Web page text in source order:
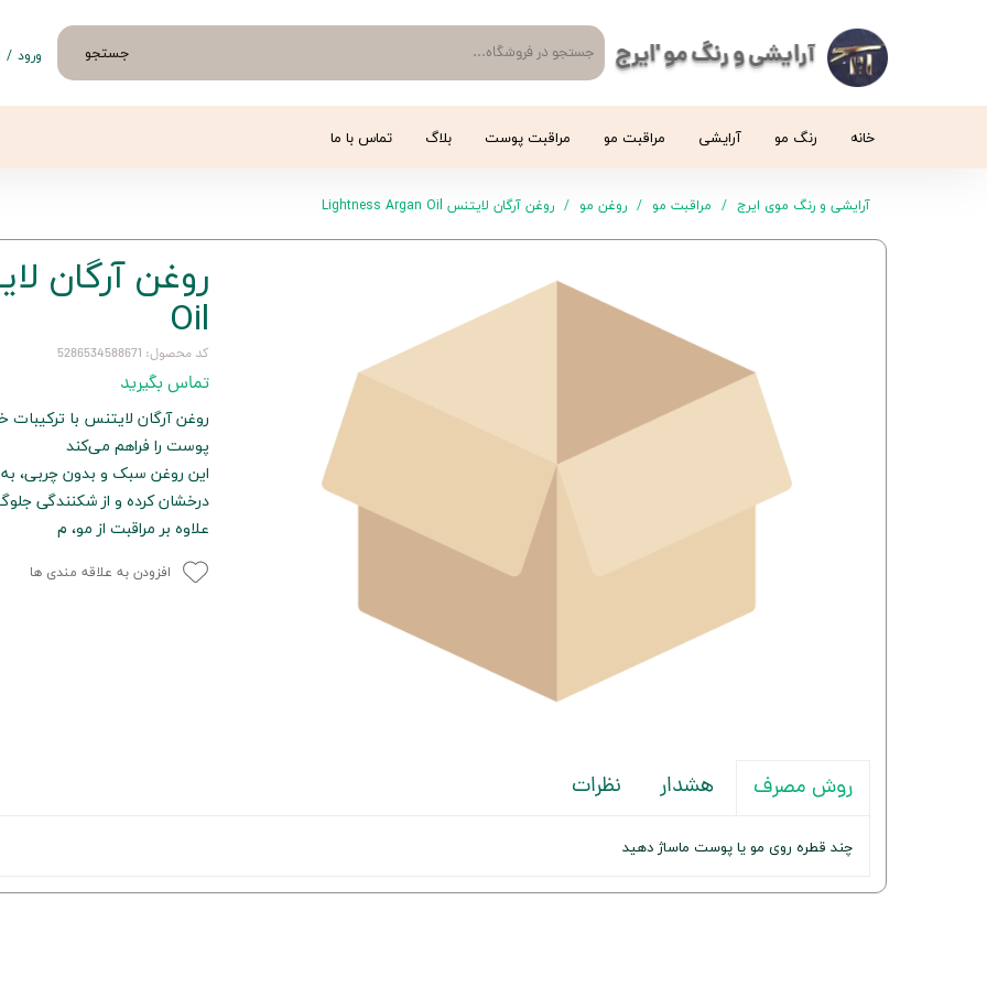
آرایشی و رنگ مو 'ایرج جستجو ورود /
خانه رنگ مو آرایشی مراقبت مو مراقبت پوست بلاگ تماس با ما
آرایشی و رنگ موی ایرج مراقبت مو روغن مو روغن آرگان لایتنس Lightness Argan Oil
Oil
کد محصول: 5286534588671
تماس بگیرید
پوست را فراهم می‌کند
این روغن سبک و بدون چربی،
درخشان کرده و از شکنندگی
علاوه بر مراقبت از مو، م
افزودن به علاقه مندی ها
روش مصرف هشدار نظرات
چند قطره روی مو یا پوست ماساژ دهید